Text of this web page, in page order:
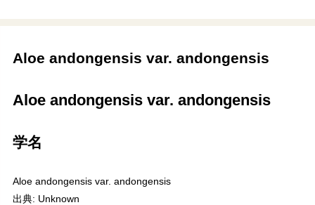
Aloe andongensis var. andongensis
Aloe andongensis var. andongensis
学名
Aloe andongensis var. andongensis
出典: Unknown